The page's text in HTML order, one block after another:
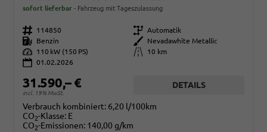
sofort lieferbar Fahrzeug mit Tageszulassung
Fahrzeugnr. 114850 Getriebe Automatik
Kraftstoff
Benzin Außenfarbe
Nevadawhite Metallic
Leistung
110 kW (150 PS) Kilometerstand
10 km
01.02.2026
31.590,– €
incl. 19% MwSt.
DETAILS
Verbrauch kombiniert: 6,20 l/100km
CO2-Klasse: E
CO2-Emissionen: 140,00 g/km